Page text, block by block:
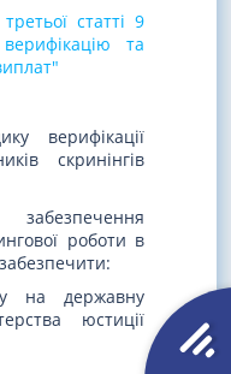
статті 9
та
верифікації
скринінгів
роботи в
на державну
юстиції